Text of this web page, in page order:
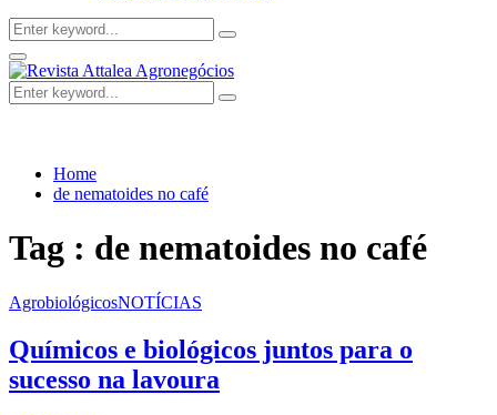
Search
for:
Search
Facebook
Twitter
Instagram
Linkedin
Youtube
Email
Primary
Menu
Search
for:
Search
Home
de nematoides no café
Tag : de nematoides no café
AgrobiológicosNOTÍCIAS
Químicos e biológicos juntos para o
sucesso na lavoura